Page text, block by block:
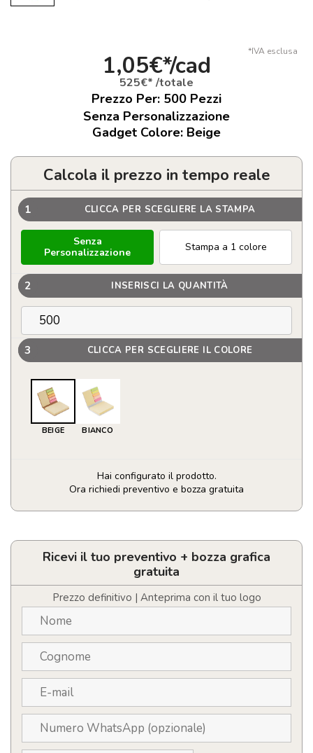
*IVA esclusa
1,05€*/cad
525€* /totale
Prezzo Per: 500 Pezzi
Senza Personalizzazione
Gadget Colore: Beige
Calcola il prezzo in tempo reale
1 CLICCA PER SCEGLIERE LA STAMPA
Senza
Personalizzazione
Stampa a 1 colore
2 INSERISCI LA QUANTITÀ
3 CLICCA PER SCEGLIERE IL COLORE
BEIGE BIANCO
Hai configurato il prodotto.
Ora richiedi preventivo e bozza gratuita
Set
pad
Ricevi il tuo preventivo + bozza grafica
gratuita
Prezzo definitivo | Anteprima con il tuo logo